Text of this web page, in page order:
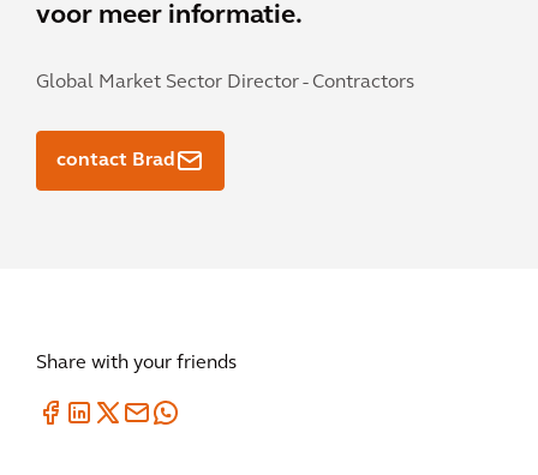
voor meer informatie.
Global Market Sector Director - Contractors
contact Brad
Share with your friends